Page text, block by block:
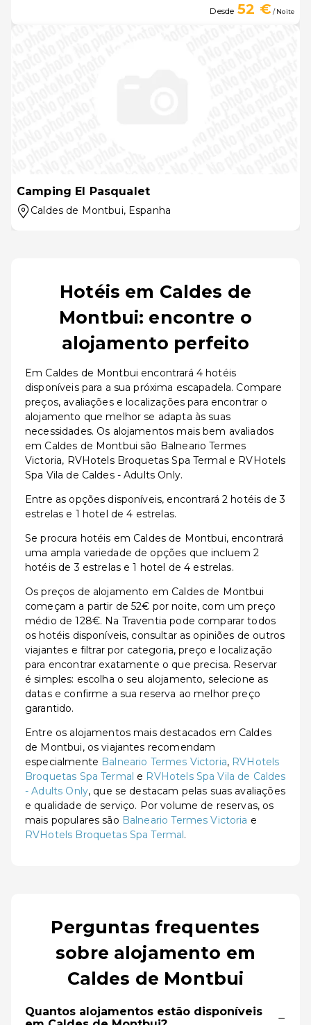
Desde 52 €/ Noite
Camping El Pasqualet
Caldes de Montbui, Espanha
Hotéis em Caldes de
Montbui: encontre o
alojamento perfeito
Em Caldes de Montbui encontrará 4 hotéis
disponíveis para a sua próxima escapadela. Compare
preços, avaliações e localizações para encontrar o
alojamento que melhor se adapta às suas
necessidades. Os alojamentos mais bem avaliados
em Caldes de Montbui são Balneario Termes
Victoria, RVHotels Broquetas Spa Termal e RVHotels
Spa Vila de Caldes - Adults Only.
Entre as opções disponíveis, encontrará 2 hotéis de 3
estrelas e 1 hotel de 4 estrelas.
Se procura hotéis em Caldes de Montbui, encontrará
uma ampla variedade de opções que incluem 2
hotéis de 3 estrelas e 1 hotel de 4 estrelas.
Os preços de alojamento em Caldes de Montbui
começam a partir de 52€ por noite, com um preço
médio de 128€. Na Traventia pode comparar todos
os hotéis disponíveis, consultar as opiniões de outros
viajantes e filtrar por categoria, preço e localização
para encontrar exatamente o que precisa. Reservar
é simples: escolha o seu alojamento, selecione as
datas e confirme a sua reserva ao melhor preço
garantido.
Entre os alojamentos mais destacados em Caldes
de Montbui, os viajantes recomendam
especialmente Balneario Termes Victoria, RVHotels
Broquetas Spa Termal e RVHotels Spa Vila de Caldes
- Adults Only, que se destacam pelas suas avaliações
e qualidade de serviço. Por volume de reservas, os
mais populares são Balneario Termes Victoria e
RVHotels Broquetas Spa Termal.
Perguntas frequentes
sobre alojamento em
Caldes de Montbui
Quantos alojamentos estão disponíveis
−